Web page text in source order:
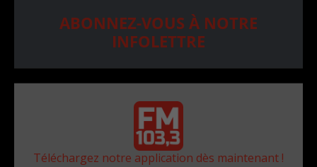
ABONNEZ-VOUS À NOTRE
INFOLETTRE
Téléchargez notre application dès maintenant !